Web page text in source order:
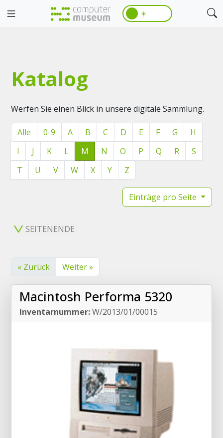
☀️
Katalog
Werfen Sie einen Blick in unsere digitale Sammlung.
Alle 0-9 A B C D E F G
H
I
J K L M N O P Q R
S
T
U V W X Y Z
Einträge pro Seite
SEITENENDE
« Zurück Weiter »
Macintosh Performa 5320
Inventarnummer:W/2013/01/00015